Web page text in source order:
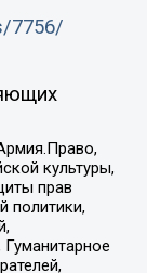
7756/
культуры,
прав
политики,